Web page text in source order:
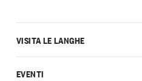
VISITA LE LANGHE
EVENTI